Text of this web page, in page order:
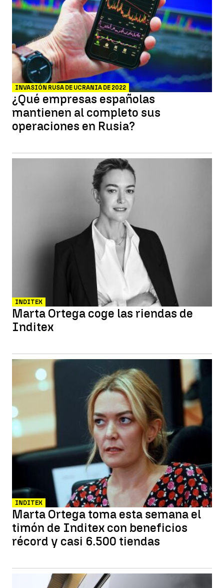
INVASIÓN RUSA DE UCRANIA DE 2022
¿Qué empresas españolas
mantienen al completo sus
operaciones en Rusia?
INDITEX
Marta Ortega coge las riendas de
Inditex
INDITEX
Marta Ortega toma esta semana el
timón de Inditex con beneficios
récord y casi 6.500 tiendas